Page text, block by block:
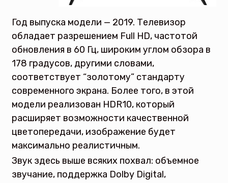
Год выпуска модели — 2019. Телевизор
обладает разрешением Full HD, частотой
обновления в 60 Гц, широким углом обзора в
178 градусов, другими словами,
соответствует “золотому” стандарту
современного экрана. Более того, в этой
модели реализован HDR10, который
расширяет возможности качественной
цветопередачи, изображение будет
максимально реалистичным.
Звук здесь выше всяких похвал: объемное
звучание, поддержка Dolby Digital,